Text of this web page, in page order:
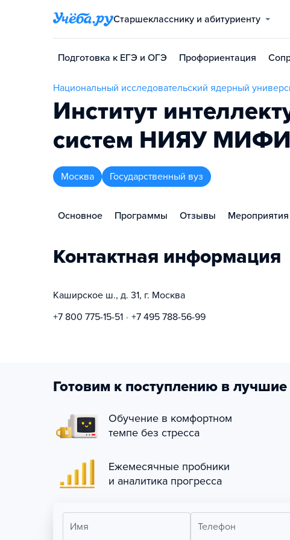
Старшекласснику и абитуриенту
Подготовка к ЕГЭ и ОГЭ Профориентация
Национальный исследовательский ядерный
Институт
систем НИЯУ МИФИ
Москва Государственный вуз
Основное Программы Отзывы Мероприятия
Контактная информация
Каширское ш., д. 31, г. Москва
+7 800 775-15-51
+7 495 788-56-99
Готовим к поступлению в
Обучение в комфортном
темпе без стресса
Ежемесячные пробники
и аналитика прогресса
Имя Телефон